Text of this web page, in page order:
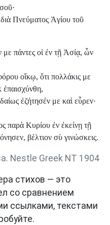
Πνεύματος Ἁγίου τοῦ
με πάντες οἱ ἐν τῇ Ἀσίᾳ, ὧν
οἴκῳ, ὅτι πολλάκις με
ἐπαισχύνθη,
ἐζήτησέν με καὶ εὗρεν·
παρὰ Κυρίου ἐν ἐκείνῃ τῇ
βέλτιον σὺ γινώσκεις.
Nestle Greek NT 1904
стихов — это
со сравнением
ссылками, текстами